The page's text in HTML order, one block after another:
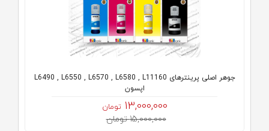
جوهر اصلی پرینترهای L6490 , L6550 , L6570 , L6580 , L11160
اپسون
13,000,000 تومان
15,000,000 تومان